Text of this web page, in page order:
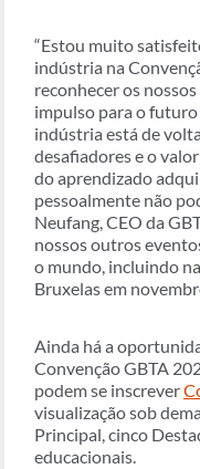
“Estou muito
indústria na
reconhecer os
impulso para o futuro
indústria está de
desafiadores e o
do aprendizado
pessoalmente não
Neufang, CEO da
nossos outros
o mundo, incluindo
Bruxelas em
Ainda há a
Convenção GBTA
podem se inscrever
visualização sob
Principal, cinco
educacionais.